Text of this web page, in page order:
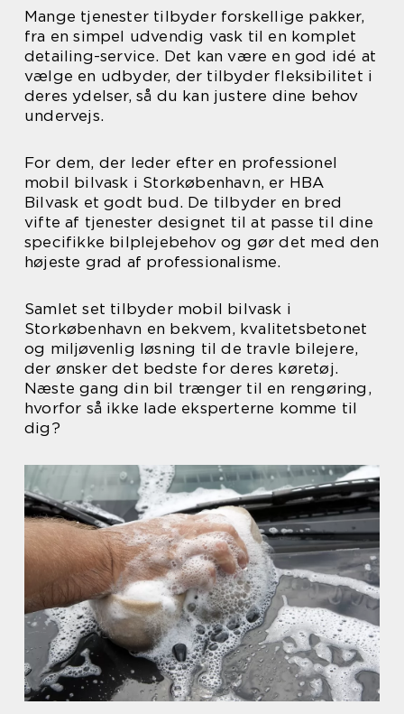
Mange tjenester tilbyder forskellige pakker,
fra en simpel udvendig vask til en komplet
detailing-service. Det kan være en god idé at
vælge en udbyder, der tilbyder fleksibilitet i
deres ydelser, så du kan justere dine behov
undervejs.
For dem, der leder efter en professionel
mobil bilvask i Storkøbenhavn, er HBA
Bilvask et godt bud. De tilbyder en bred
vifte af tjenester designet til at passe til dine
specifikke bilplejebehov og gør det med den
højeste grad af professionalisme.
Samlet set tilbyder mobil bilvask i
Storkøbenhavn en bekvem, kvalitetsbetonet
og miljøvenlig løsning til de travle bilejere,
der ønsker det bedste for deres køretøj.
Næste gang din bil trænger til en rengøring,
hvorfor så ikke lade eksperterne komme til
dig?